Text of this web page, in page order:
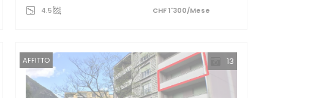
4.5 CHF 1'300/Mese
13
AFFITTO